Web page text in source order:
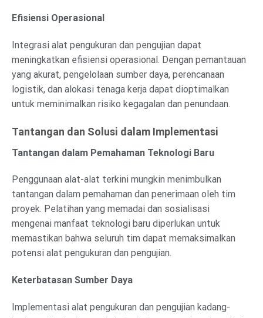
Efisiensi Operasional
Integrasi alat pengukuran dan pengujian dapat
meningkatkan efisiensi operasional. Dengan pemantauan
yang akurat, pengelolaan sumber daya, perencanaan
logistik, dan alokasi tenaga kerja dapat dioptimalkan
untuk meminimalkan risiko kegagalan dan penundaan.
Tantangan dan Solusi dalam Implementasi
Tantangan dalam Pemahaman Teknologi Baru
Penggunaan alat-alat terkini mungkin menimbulkan
tantangan dalam pemahaman dan penerimaan oleh tim
proyek. Pelatihan yang memadai dan sosialisasi
mengenai manfaat teknologi baru diperlukan untuk
memastikan bahwa seluruh tim dapat memaksimalkan
potensi alat pengukuran dan pengujian.
Keterbatasan Sumber Daya
Implementasi alat pengukuran dan pengujian kadang-